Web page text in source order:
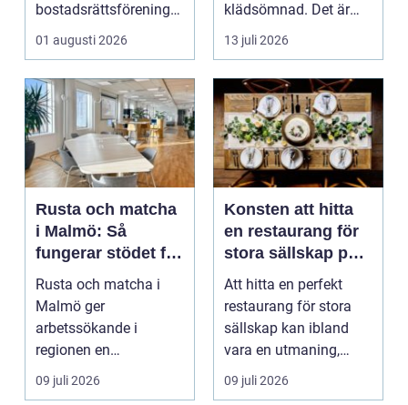
bostadsrättsföreningar
och h...
01 augusti 2026
klädsömnad. Det är
mjukt, elastiskt och
13 juli 2026
Rusta och matcha
i Malmö: Så
fungerar stödet för
dig som söker
jobb
Rusta och matcha i
Malmö ger
arbetssökande i
regionen en
strukturerad och
09 juli 2026
Konsten att hitta
en restaurang för
stora sällskap på
Östermalm i
Stockholm
Att hitta en perfekt
restaurang för stora
sällskap kan ibland
vara en utmaning,
särsk...
09 juli 2026